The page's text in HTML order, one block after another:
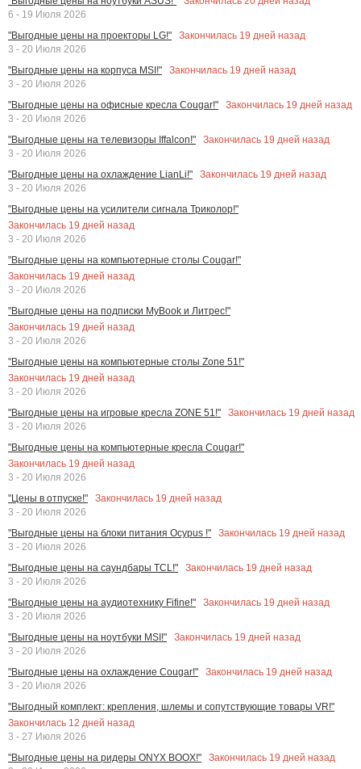
6 - 19 Июля 2026
"Выгодные цены на проекторы LG!"
Закончилась 19 дней назад
3 - 20 Июля 2026
"Выгодные цены на корпуса MSI!"
Закончилась 19 дней назад
3 - 20 Июля 2026
"Выгодные цены на офисные кресла Cougar!"
Закончилась 19 дней назад
3 - 20 Июля 2026
"Выгодные цены на телевизоры Iffalcon!"
Закончилась 19 дней назад
3 - 20 Июля 2026
"Выгодные цены на охлаждение LianLi!"
Закончилась 19 дней назад
3 - 20 Июля 2026
"Выгодные цены на усилители сигнала Триколор!"
Закончилась 19 дней назад
3 - 20 Июля 2026
"Выгодные цены на компьютерные столы Cougar!"
Закончилась 19 дней назад
3 - 20 Июля 2026
"Выгодные цены на подписки MyBook и Литрес!"
Закончилась 19 дней назад
3 - 20 Июля 2026
"Выгодные цены на компьютерные столы Zone 51!"
Закончилась 19 дней назад
3 - 20 Июля 2026
"Выгодные цены на игровые кресла ZONE 51!"
Закончилась 19 дней назад
3 - 20 Июля 2026
"Выгодные цены на компьютерные кресла Cougar!"
Закончилась 19 дней назад
3 - 20 Июля 2026
"Цены в отпуске!"
Закончилась 19 дней назад
3 - 20 Июля 2026
"Выгодные цены на блоки питания Ocypus !"
Закончилась 19 дней назад
3 - 20 Июля 2026
"Выгодные цены на саундбары TCL!"
Закончилась 19 дней назад
3 - 20 Июля 2026
"Выгодные цены на аудиотехнику Fifine!"
Закончилась 19 дней назад
3 - 20 Июля 2026
"Выгодные цены на ноутбуки MSI!"
Закончилась 19 дней назад
3 - 20 Июля 2026
"Выгодные цены на охлаждение Cougar!"
Закончилась 19 дней назад
3 - 20 Июля 2026
"Выгодный комплект: крепления, шлемы и сопутствующие товары VR!"
Закончилась 12 дней назад
3 - 27 Июля 2026
"Выгодные цены на ридеры ONYX BOOX!"
Закончилась 19 дней назад